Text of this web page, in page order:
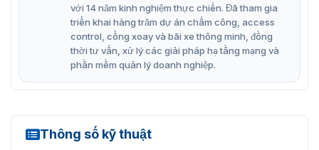
với 14 năm kinh nghiệm thực chiến. Đã tham gia
triển khai hàng trăm dự án chấm công, access
control, cổng xoay và bãi xe thông minh, đồng
thời tư vấn, xử lý các giải pháp hạ tầng mạng và
phần mềm quản lý doanh nghiệp.
Thông số kỹ thuật
DS-E04HGHI-XD